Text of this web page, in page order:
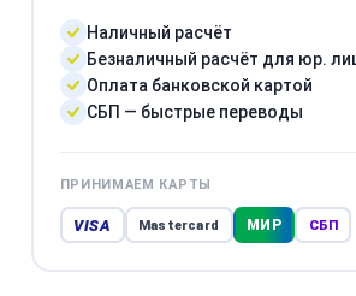
Наличный расчёт
Безналичный расчёт для юр.
Оплата банковской картой
СБП — быстрые переводы
ПРИНИМАЕМ КАРТЫ
VISA Mastercard МИР СБП